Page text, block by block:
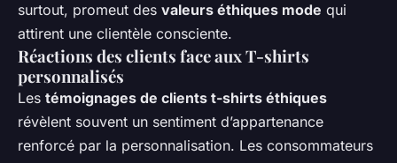
surtout, promeut des valeurs éthiques mode qui
attirent une clientèle consciente.
Réactions des clients face aux T-shirts
personnalisés
Les témoignages de clients t-shirts éthiques
révèlent souvent un sentiment d’appartenance
renforcé par la personnalisation. Les consommateurs